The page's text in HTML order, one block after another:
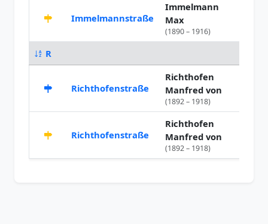
Immelmannstraße
Immelmann
Max
(1890 – 1916)
R
Richthofenstraße
Richthofen
Manfred von
(1892 – 1918)
Richthofenstraße
Richthofen
Manfred von
(1892 – 1918)